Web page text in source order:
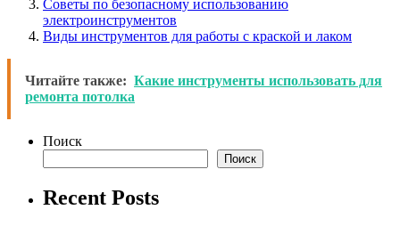
Советы по безопасному использованию
электроинструментов
Виды инструментов для работы с краской и лаком
Читайте также: Какие инструменты использовать для
ремонта потолка
Поиск
Поиск
Recent Posts